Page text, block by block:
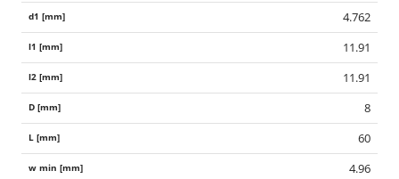
4.762
11.91
11.91
8
60
4.96